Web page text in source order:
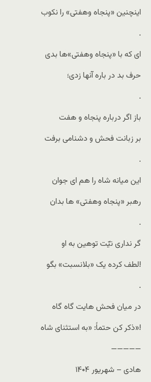
اینچنین «پنجاه وهفتی» را نکوب
.
ای که با «پنجاه وهفتی»ها بدی
حرف بد در باره آنها زدی؛
.
باز اگر درباره پنجاه و هفت
بر زبانت فحش و دشنامی برفت
.
این میانه شاه را هم ای جوان
رهبر «پنجاه وهفتی» ها بدان
.
گر نداری نیّت توهین به او
لطف کرده یک «بلانسبت» بگو!
.
در میان فحش هایت گاه گاه
ذکر کن حتماً: «به استثنای شاه»!
—————
هادی – شهریور ۱۴۰۴